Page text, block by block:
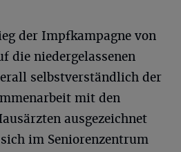
der Impfkampagne von
die niedergelassenen
selbstverständlich der
mit den
ausgezeichnet
im Seniorenzentrum